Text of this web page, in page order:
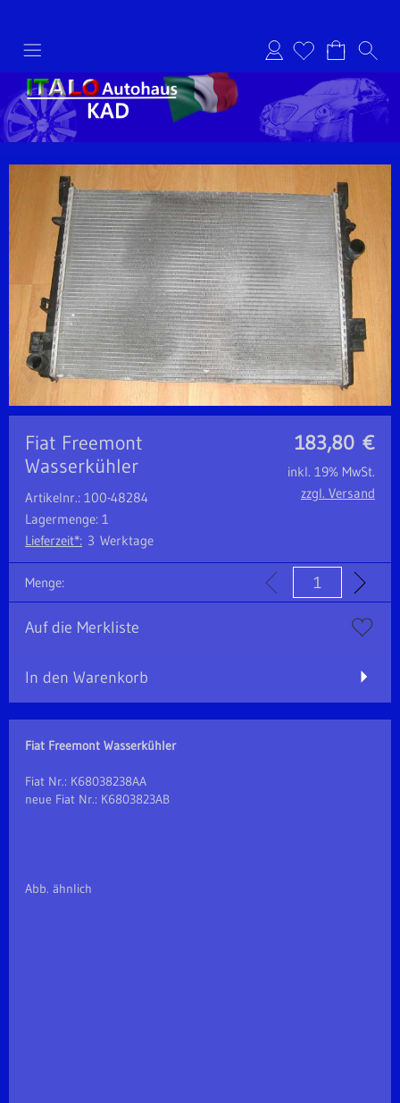
Anmelden
183,80 €
Fiat Freemont
Wasserkühler
Artikelnr.: 100-48284
Lagermenge: 1
Lieferzeit*: 3 Werktage
inkl. 19% MwSt.
zzgl. Versand
Menge:
Auf die Merkliste
In den Warenkorb
Fiat Freemont Wasserkühler
Fiat Nr.: K68038238AA
neue Fiat Nr.: K6803823AB
Abb. ähnlich